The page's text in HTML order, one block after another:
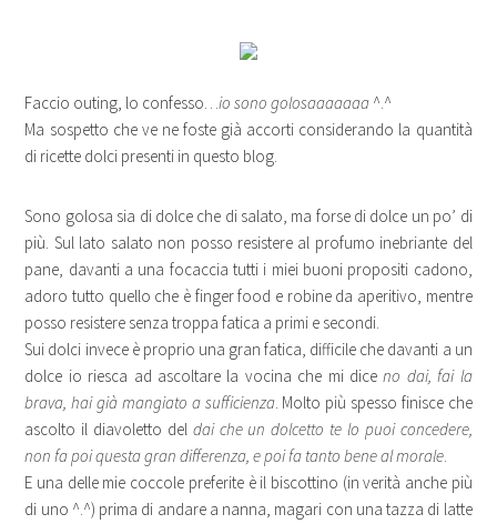
Faccio outing, lo confesso…io sono golosaaaaaaa ^.^
Ma sospetto che ve ne foste già accorti considerando la quantità
di ricette dolci presenti in questo blog.
Sono golosa sia di dolce che di salato, ma forse di dolce un po’ di
più. Sul lato salato non posso resistere al profumo inebriante del
pane, davanti a una focaccia tutti i miei buoni propositi cadono,
adoro tutto quello che è finger food e robine da aperitivo, mentre
posso resistere senza troppa fatica a primi e secondi.
Sui dolci invece è proprio una gran fatica, difficile che davanti a un
dolce io riesca ad ascoltare la vocina che mi diceno dai, fai la
brava, hai già mangiato a sufficienza. Molto più spesso finisce che
ascolto il diavoletto del dai che un dolcetto te lo puoi concedere,
non fa poi questa gran differenza, e poi fa tanto bene al morale.
E una delle mie coccole preferite è il biscottino (in verità anche più
di uno ^.^) prima di andare a nanna, magari con una tazza di latte